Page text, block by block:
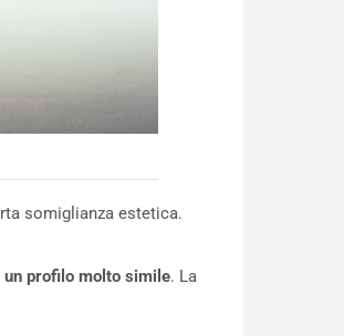
somiglianza estetica.
un profilo molto simile. La